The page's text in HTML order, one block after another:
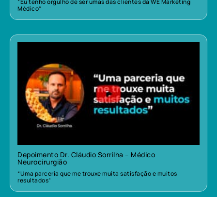
“Eu tenho orgulho de ser umas das clientes da WE Marketing
Médico”
Depoimento Dr. Cláudio Sorrilha – Médico
Neurocirurgião
“Uma parceria que me trouxe muita satisfação e muitos
resultados”